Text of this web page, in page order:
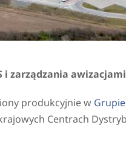
i zarządzania
produkcyjnie w
Centrach